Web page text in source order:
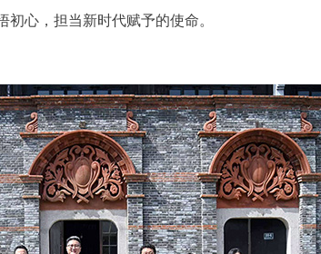
心，担当新时代赋予的使命。